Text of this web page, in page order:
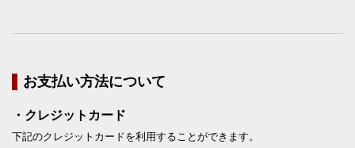
お支払い方法について
・クレジットカード
下記のクレジットカードを利用することができます。